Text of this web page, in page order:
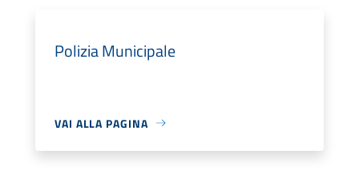
Polizia Municipale
VAI ALLA PAGINA